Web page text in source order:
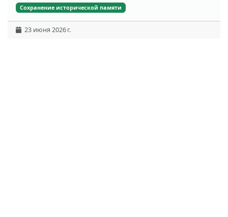
Сохранение исторической памяти
23 июня 2026 г.